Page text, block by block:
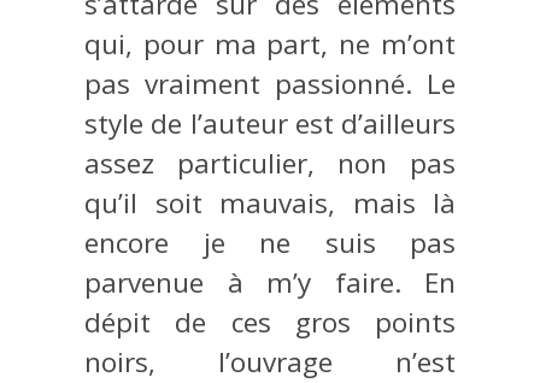
qui, pour ma part, ne m’ont
pas vraiment passionné. Le
style de l’auteur est d’ailleurs
assez particulier, non pas
qu’il soit mauvais, mais là
encore je ne suis pas
parvenue à m’y faire. En
dépit de ces gros points
noirs, l’ouvrage n’est